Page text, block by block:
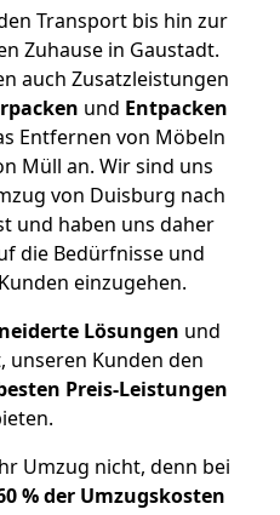
Transport bis hin zur
Zuhause in Gaustadt.
auch Zusatzleistungen
und Entpacken
Entfernen von Möbeln
Müll an. Wir sind uns
von Duisburg nach
und haben uns daher
die Bedürfnisse und
einzugehen.
Lösungen und
Kunden den
Preis-Leistungen
Umzug nicht, denn bei
% der Umzugskosten